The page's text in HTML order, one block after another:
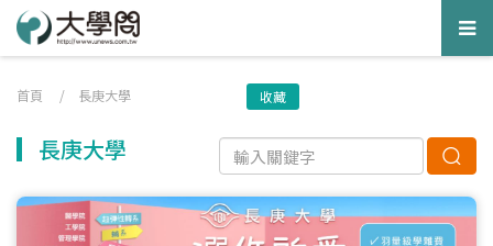
首頁 / 長庚大學 收藏
長庚大學